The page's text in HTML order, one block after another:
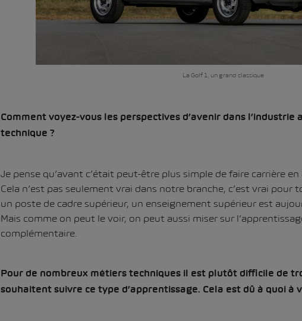
La Golf 1, un grand classique
Comment voyez-vous les perspectives d’avenir dans
technique ?
Je pense qu’avant c’était peut-être plus simple de faire carrière
Cela n’est pas seulement vrai dans notre branche, c’est vrai pour
un poste de cadre supérieur, un enseignement supérieur est
Mais comme on peut le voir, on peut aussi miser sur
complémentaire.
Pour de nombreux métiers techniques il est plutôt difficile de
souhaitent suivre ce type d’apprentissage. Cela est dû à quoi à